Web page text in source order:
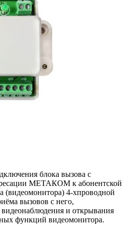
блока вызова с
МЕТАКОМ к абонентской
(видеомонитора) 4-хпроводной
вызовов с него,
видеонаблюдения и открывания
функций видеомонитора.